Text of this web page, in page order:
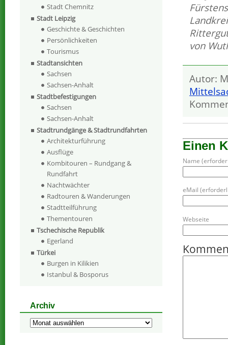
von
Autor:
Einen
Name
eMail
Webseite
Stadt Chemnitz
Stadt Leipzig
Geschichte & Geschichten
Persönlichkeiten
Tourismus
Stadtansichten
Sachsen
Sachsen-Anhalt
Stadtbefestigungen
Sachsen
Sachsen-Anhalt
Stadtrundgänge & Stadtrundfahrten
Architekturführung
Ausflüge
Kombitouren – Rundgang &
Rundfahrt
Nachtwächter
Radtouren & Wanderungen
Stadtteilführung
Thementouren
Tschechische Republik
Egerland
Türkei
Burgen in Kilikien
Istanbul & Bosporus
Archiv
Archiv